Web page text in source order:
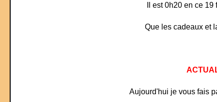
Il est 0h20 en ce
Que les cadeaux et
Aujourd'hui je vous fais